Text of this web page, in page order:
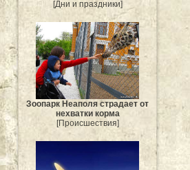
[Дни и праздники]
Зоопарк Неаполя страдает от
нехватки корма
[Происшествия]